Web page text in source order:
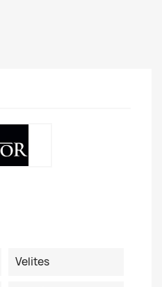
Velites